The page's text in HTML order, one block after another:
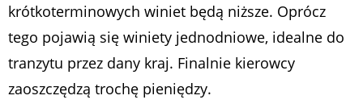
krótkoterminowych winiet będą niższe. Oprócz
tego pojawią się winiety jednodniowe, idealne do
tranzytu przez dany kraj. Finalnie kierowcy
zaoszczędzą trochę pieniędzy.